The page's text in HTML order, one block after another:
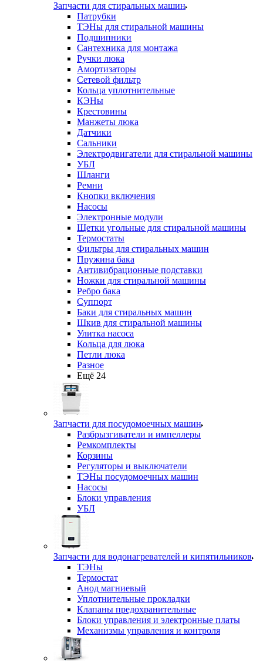
Запчасти для стиральных машин
Патрубки
ТЭНы для стиральной машины
Подшипники
Сантехника для монтажа
Ручки люка
Амортизаторы
Сетевой фильтр
Кольца уплотнительные
КЭНы
Крестовины
Манжеты люка
Датчики
Сальники
Электродвигатели для стиральной машины
УБЛ
Шланги
Ремни
Кнопки включения
Насосы
Электронные модули
Щетки угольные для стиральной машины
Термостаты
Фильтры для стиральных машин
Пружина бака
Антивибрационные подставки
Ножки для стиральной машины
Ребро бака
Суппорт
Баки для стиральных машин
Шкив для стиральной машины
Улитка насоса
Кольца для люка
Петли люка
Разное
Ещё 24
Запчасти для посудомоечных машин
Разбрызгиватели и импеллеры
Ремкомплекты
Корзины
Регуляторы и выключатели
ТЭНы посудомоечных машин
Насосы
Блоки управления
УБЛ
Запчасти для водонагревателей и кипятильников
ТЭНы
Термостат
Анод магниевый
Уплотнительные прокладки
Клапаны предохранительные
Блоки управления и электронные платы
Механизмы управления и контроля